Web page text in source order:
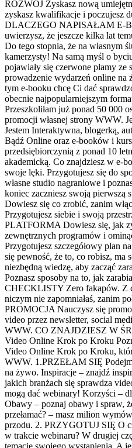
ROZWÓJ Zyskasz nową
zyskasz kwalifikacje i poczujesz
DLACZEGO NAPISAŁAM E-
uwierzysz, że jeszcze kilka lat
Do tego stopnia, że na własnym
kamerzysty! Na samą myśl o
pojawiały się czerwone plamy ze
prowadzenie wydarzeń online na
tym e-booku chcę Ci dać
obecnie najpopularniejszym
Przeszkoliłam już ponad 50 000
promocji własnej strony WWW.
Jestem Interaktywna, blogerką,
Bądź Online oraz e-booków i
przedsiębiorczynią z ponad 10
akademicką. Co znajdziesz w e-
swoje lęki. Przygotujesz się do
własne studio nagraniowe i
koniec zaczniesz swoją
Dowiesz się co zrobić, zanim
Przygotujesz siebie i swoją
PLATFORMA Dowiesz się, jak
zewnętrznych programów i
Przygotujesz szczegółowy plan
się pewność, że to, co robisz, ma
niezbędną wiedzę, aby zacząć
Poznasz sposoby na to, jak
CHECKLISTY Zero fakapów. Z
niczym nie zapomniałaś, zanim
PROMOCJA Nauczysz się
video przez newsletter, social
WWW. CO ZNAJDZIESZ W
Video Online Krok po Kroku
Video Online Krok po Kroku,
WWW. 1.PRZEŁAM SIĘ
na żywo. Inspiracje – znajdź
jakich branżach się sprawdza
mogą dać webinary! Korzyści –
Obawy – poznaj obawy i spraw,
przełamać? – masz milion
przodu. 2. PRZYGOTUJ SIĘ O
w trakcie webinaru? W drugiej
temacie swojego wystąpienia. A